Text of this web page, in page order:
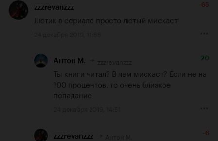
zzzrevanzzz -65
Лютик в сериале просто лютый мискаст
Антон М. 20
Ты книги читал? В чем мискаст? Если не на
100 процентов, то очень близкое
попадание
zzzrevanzzz -6